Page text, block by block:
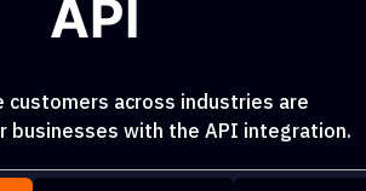
API
customers across industries are
businesses with the API integration.